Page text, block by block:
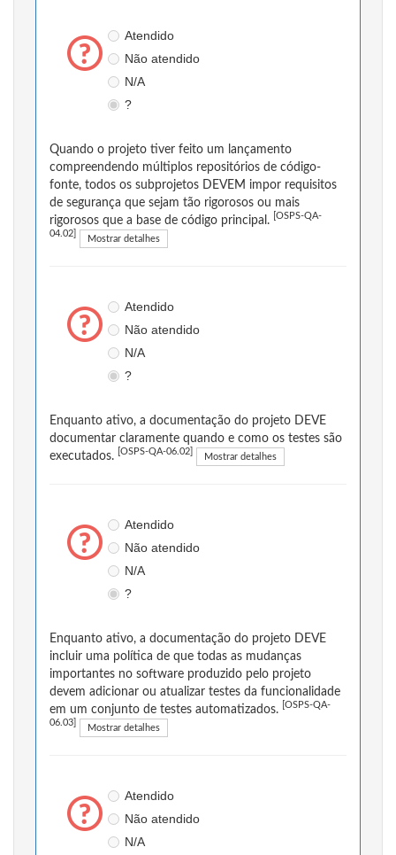
Atendido
Não atendido
N/A
?
Quando o projeto tiver feito um lançamento
compreendendo múltiplos repositórios de código-
fonte, todos os subprojetos DEVEM impor requisitos
de segurança que sejam tão rigorosos ou mais
rigorosos que a base de código principal.
[OSPS-QA-
04.02] Mostrar detalhes
Atendido
Não atendido
N/A
?
Enquanto ativo, a documentação do projeto DEVE
documentar claramente quando e como os testes são
executados.
[OSPS-QA-06.02] Mostrar detalhes
Atendido
Não atendido
N/A
?
Enquanto ativo, a documentação do projeto DEVE
incluir uma política de que todas as mudanças
importantes no software produzido pelo projeto
devem adicionar ou atualizar testes da funcionalidade
em um conjunto de testes automatizados.
[OSPS-QA-
06.03] Mostrar detalhes
Atendido
Não atendido
N/A